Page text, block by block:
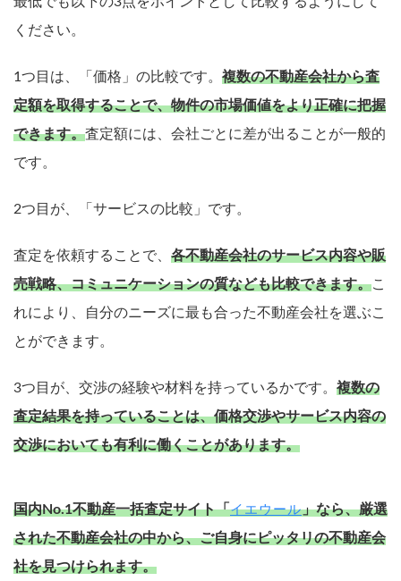
ください。
1つ目は、「価格」の比較です。 複数の不動産会社から査
定額を取得することで、物件の市場価値をより正確に把握
できます。査定額には、会社ごとに差が出ることが一般的
です。
2つ目が、「サービスの比較」です。
査定を依頼することで、 各不動産会社のサービス内容や販
売戦略、コミュニケーションの質なども比較できます。こ
れにより、自分のニーズに最も合った不動産会社を選ぶこ
とができます。
3つ目が、交渉の経験や材料を持っているかです。 複数の
査定結果を持っていることは、価格交渉やサービス内容の
交渉においても有利に働くことがあります。
国内No.1不動産一括査定サイト「イエウール」なら、厳選
された不動産会社の中から、ご自身にピッタリの不動産会
社を見つけられます。